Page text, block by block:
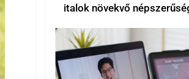
italok növekvő